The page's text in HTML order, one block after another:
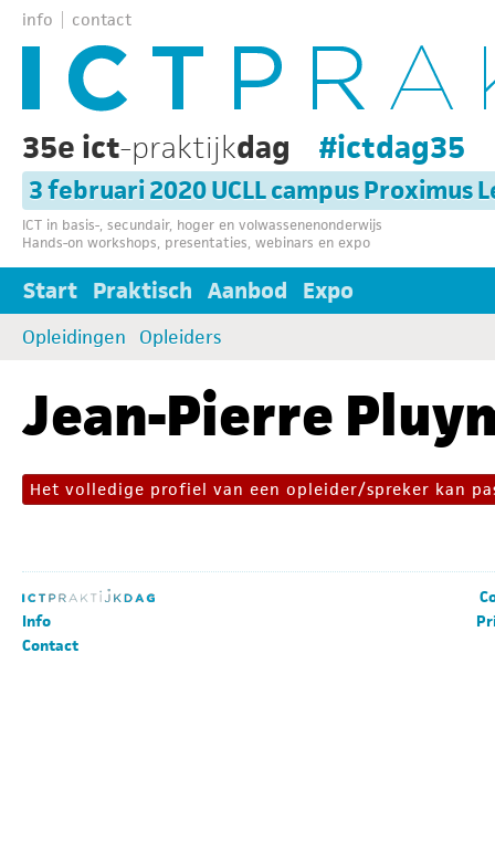
info contact
35e ict-praktijkdag #ictdag35
3 februari 2020 UCLL campus Proximus
ICT in basis-, secundair, hoger en volwassenenonderwijs
Hands-on workshops, presentaties, webinars en expo
Start Praktisch Aanbod Expo
Opleidingen Opleiders
Jean-Pierre
Het volledige profiel van een opleider/spreker kan
Info
Contact